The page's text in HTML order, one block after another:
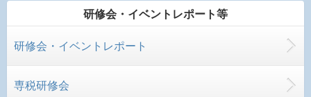
研修会・イベントレポート等
研修会・イベントレポート
専税研修会